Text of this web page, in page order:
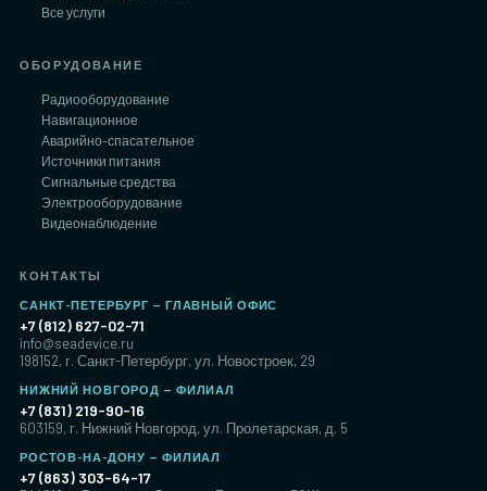
Все услуги
ОБОРУДОВАНИЕ
Радиооборудование
Навигационное
Аварийно-спасательное
Источники питания
Сигнальные средства
Электрооборудование
Видеонаблюдение
КОНТАКТЫ
САНКТ-ПЕТЕРБУРГ — ГЛАВНЫЙ ОФИС
+7 (812) 627-02-71
info@seadevice.ru
198152, г. Санкт-Петербург, ул. Новостроек, 29
НИЖНИЙ НОВГОРОД — ФИЛИАЛ
+7 (831) 219-90-16
603159, г. Нижний Новгород, ул. Пролетарская, д. 5
РОСТОВ-НА-ДОНУ — ФИЛИАЛ
+7 (863) 303-64-17